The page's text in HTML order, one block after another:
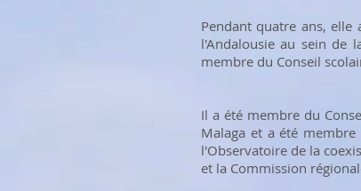
Pendant quatre ans, elle
l'Andalousie au sein de
membre du Conseil
Il a été membre du
Malaga et a été
l'Observatoire de la
et la Commission